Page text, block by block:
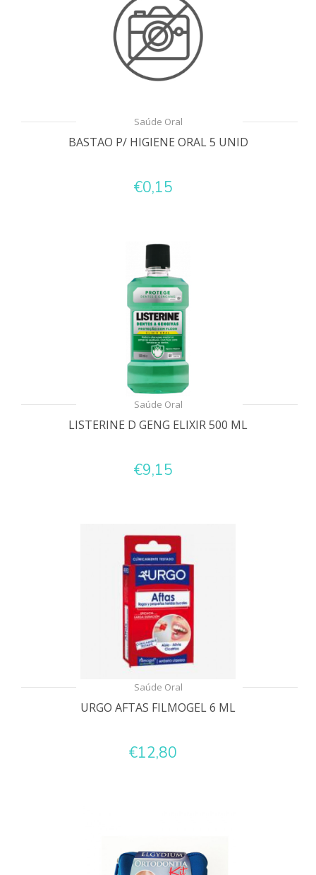
Saúde Oral
BASTAO P/ HIGIENE ORAL 5 UNID
€0,15
Saúde Oral
LISTERINE D GENG ELIXIR 500 ML
€9,15
Saúde Oral
URGO AFTAS FILMOGEL 6 ML
€12,80